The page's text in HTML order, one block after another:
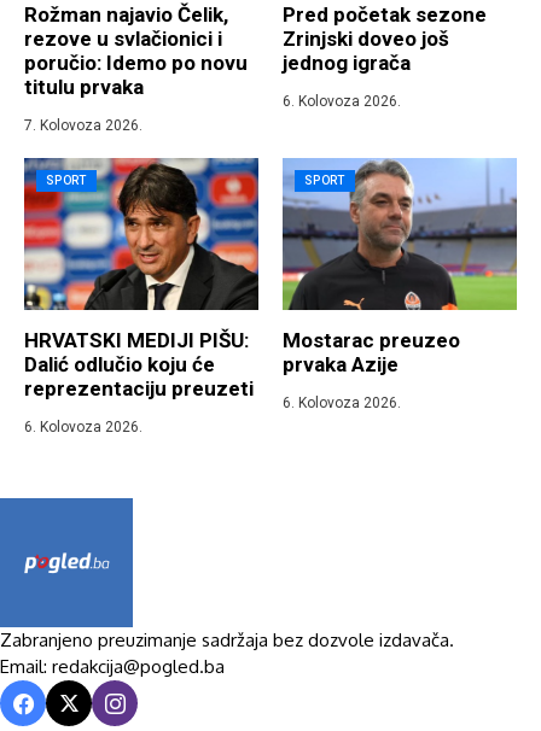
Rožman najavio Čelik,
rezove u svlačionici i
poručio: Idemo po novu
titulu prvaka
7. Kolovoza 2026.
Pred početak sezone
Zrinjski doveo još
jednog igrača
6. Kolovoza 2026.
SPORT
HRVATSKI MEDIJI PIŠU:
Dalić odlučio koju će
reprezentaciju preuzeti
6. Kolovoza 2026.
SPORT
Mostarac preuzeo
prvaka Azije
6. Kolovoza 2026.
Zabranjeno preuzimanje sadržaja bez dozvole izdavača.
Email: redakcija@pogled.ba